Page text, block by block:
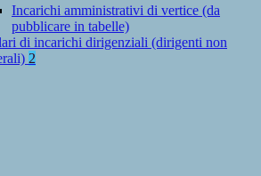
Incarichi amministrativi di vertice (da
pubblicare in tabelle)
di incarichi dirigenziali (dirigenti non
2